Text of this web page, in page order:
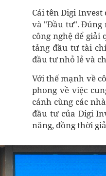
Cái tên Digi
và "Đầu tư". Đúng
công nghệ để
tảng đầu tư tài
đầu tư nhỏ lẻ và
Với thế mạnh về
phong về việc
cánh cùng các
đầu tư của Digi
năng, đồng thời